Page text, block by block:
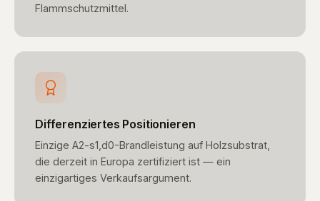
Flammschutzmittel.
Differenziertes Positionieren
Einzige A2-s1,d0-Brandleistung auf Holzsubstrat,
die derzeit in Europa zertifiziert ist — ein
einzigartiges Verkaufsargument.